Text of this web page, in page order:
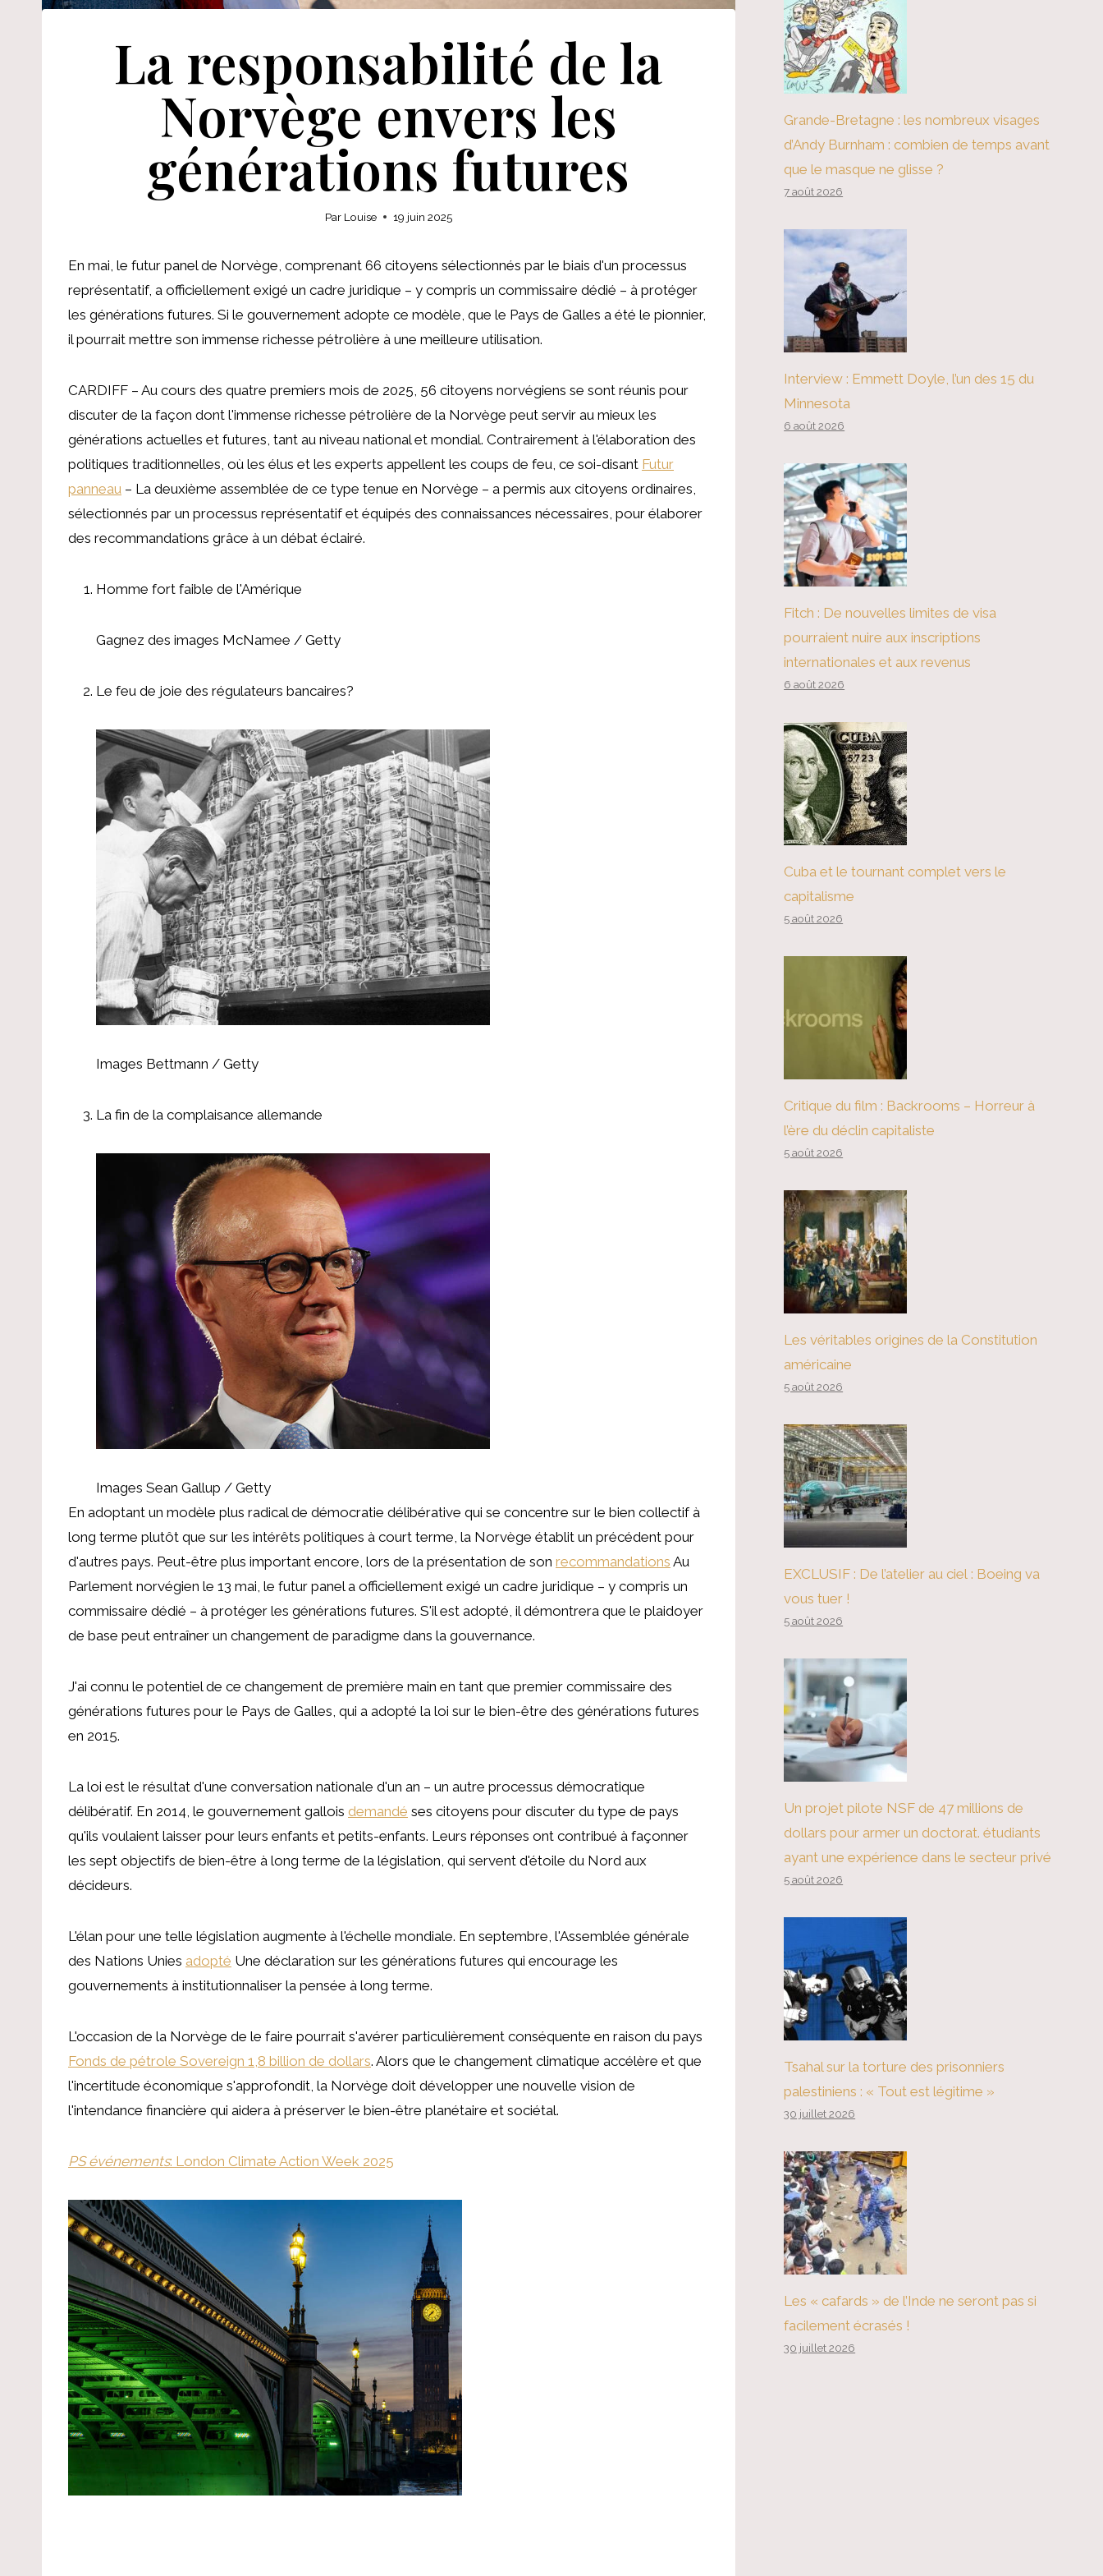
La responsabilité de la
Norvège envers les
générations futures
Par Louise 19 juin 2025
En mai, le futur panel de Norvège, comprenant 66 citoyens sélectionnés par le biais d'un processus
représentatif, a officiellement exigé un cadre juridique – y compris un commissaire dédié – à protéger
les générations futures. Si le gouvernement adopte ce modèle, que le Pays de Galles a été le pionnier,
il pourrait mettre son immense richesse pétrolière à une meilleure utilisation.
CARDIFF – Au cours des quatre premiers mois de 2025, 56 citoyens norvégiens se sont réunis pour
discuter de la façon dont l'immense richesse pétrolière de la Norvège peut servir au mieux les
générations actuelles et futures, tant au niveau national et mondial. Contrairement à l'élaboration des
politiques traditionnelles, où les élus et les experts appellent les coups de feu, ce soi-disant Futur
panneau – La deuxième assemblée de ce type tenue en Norvège – a permis aux citoyens ordinaires,
sélectionnés par un processus représentatif et équipés des connaissances nécessaires, pour élaborer
des recommandations grâce à un débat éclairé.
Homme fort faible de l'Amérique
Gagnez des images McNamee / Getty
Le feu de joie des régulateurs bancaires?
Images Bettmann / Getty
La fin de la complaisance allemande
Images Sean Gallup / Getty
En adoptant un modèle plus radical de démocratie délibérative qui se concentre sur le bien collectif à
long terme plutôt que sur les intérêts politiques à court terme, la Norvège établit un précédent pour
d'autres pays. Peut-être plus important encore, lors de la présentation de son recommandations Au
Parlement norvégien le 13 mai, le futur panel a officiellement exigé un cadre juridique – y compris un
commissaire dédié – à protéger les générations futures. S'il est adopté, il démontrera que le plaidoyer
de base peut entraîner un changement de paradigme dans la gouvernance.
J'ai connu le potentiel de ce changement de première main en tant que premier commissaire des
générations futures pour le Pays de Galles, qui a adopté la loi sur le bien-être des générations futures
en 2015.
La loi est le résultat d'une conversation nationale d'un an – un autre processus démocratique
délibératif. En 2014, le gouvernement gallois demandé ses citoyens pour discuter du type de pays
qu'ils voulaient laisser pour leurs enfants et petits-enfants. Leurs réponses ont contribué à façonner
les sept objectifs de bien-être à long terme de la législation, qui servent d'étoile du Nord aux
décideurs.
L'élan pour une telle législation augmente à l'échelle mondiale. En septembre, l'Assemblée générale
des Nations Unies adopté Une déclaration sur les générations futures qui encourage les
gouvernements à institutionnaliser la pensée à long terme.
L'occasion de la Norvège de le faire pourrait s'avérer particulièrement conséquente en raison du pays
Fonds de pétrole Sovereign 1,8 billion de dollars. Alors que le changement climatique accélère et que
l'incertitude économique s'approfondit, la Norvège doit développer une nouvelle vision de
l'intendance financière qui aidera à préserver le bien-être planétaire et sociétal.
PS événements: London Climate Action Week 2025
Grande-Bretagne : les nombreux visages
d’Andy Burnham : combien de temps avant
que le masque ne glisse ?
7 août 2026
Interview : Emmett Doyle, l’un des 15 du
Minnesota
6 août 2026
Fitch : De nouvelles limites de visa
pourraient nuire aux inscriptions
internationales et aux revenus
6 août 2026
Cuba et le tournant complet vers le
capitalisme
5 août 2026
Critique du film : Backrooms – Horreur à
l’ère du déclin capitaliste
5 août 2026
Les véritables origines de la Constitution
américaine
5 août 2026
EXCLUSIF : De l’atelier au ciel : Boeing va
vous tuer !
5 août 2026
Un projet pilote NSF de 47 millions de
dollars pour armer un doctorat. étudiants
ayant une expérience dans le secteur privé
5 août 2026
Tsahal sur la torture des prisonniers
palestiniens : « Tout est légitime »
30 juillet 2026
Les « cafards » de l’Inde ne seront pas si
facilement écrasés !
30 juillet 2026